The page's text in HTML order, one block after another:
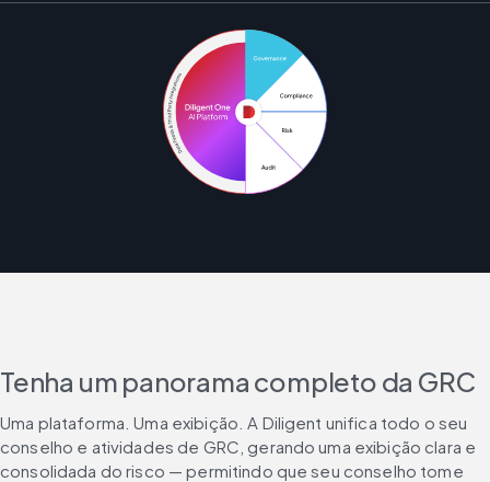
Tenha um panorama completo da GRC
Uma plataforma. Uma exibição. A Diligent unifica todo o seu
conselho e atividades de GRC, gerando uma exibição clara e
consolidada do risco — permitindo que seu conselho tome